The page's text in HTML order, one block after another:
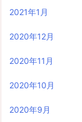
2021年1月
2020年12月
2020年11月
2020年10月
2020年9月